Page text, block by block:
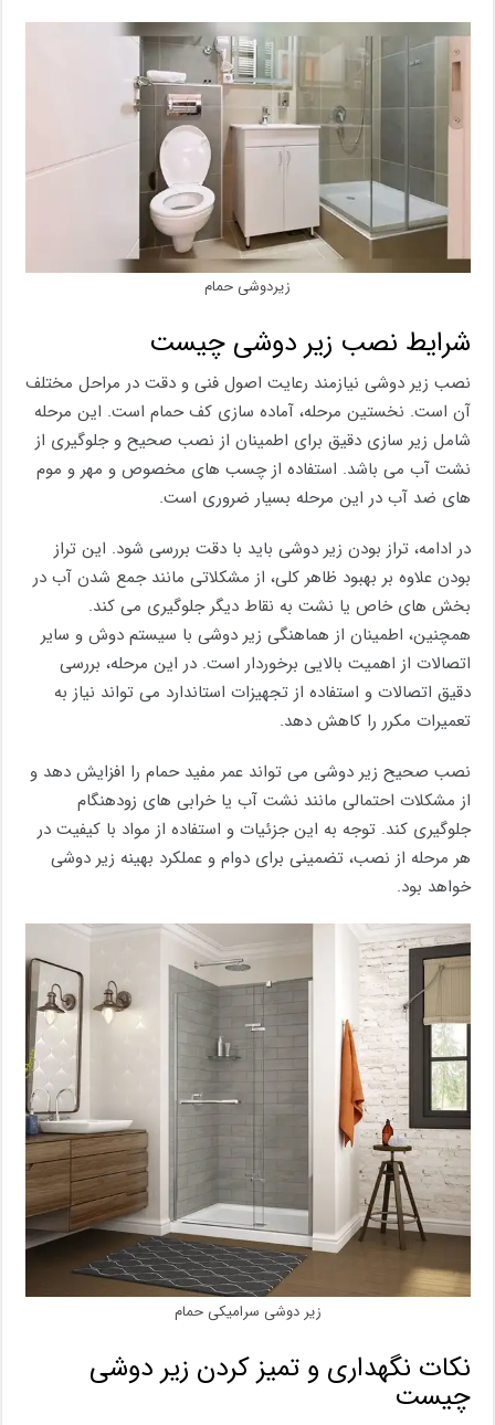
زیردوشی حمام
شرایط نصب زیر دوشی چیست
نصب زیر دوشی نیازمند رعایت اصول فنی و دقت در مراحل مختلف
آن است. نخستین مرحله، آماده‌ سازی کف حمام است. این مرحله
شامل زیر سازی دقیق برای اطمینان از نصب صحیح و جلوگیری از
نشت آب می ‌باشد. استفاده از چسب‌ های مخصوص و مهر و موم‌
های ضد آب در این مرحله بسیار ضروری است.
در ادامه، تراز بودن زیر دوشی باید با دقت بررسی شود. این تراز
بودن علاوه بر بهبود ظاهر کلی، از مشکلاتی مانند جمع شدن آب در
بخش ‌های خاص یا نشت به نقاط دیگر جلوگیری می‌ کند.
همچنین، اطمینان از هماهنگی زیر دوشی با سیستم دوش و سایر
اتصالات از اهمیت بالایی برخوردار است. در این مرحله، بررسی
دقیق اتصالات و استفاده از تجهیزات استاندارد می‌ تواند نیاز به
تعمیرات مکرر را کاهش دهد.
نصب صحیح زیر دوشی می‌ تواند عمر مفید حمام را افزایش دهد و
از مشکلات احتمالی مانند نشت آب یا خرابی‌ های زودهنگام
جلوگیری کند. توجه به این جزئیات و استفاده از مواد با کیفیت در
هر مرحله از نصب، تضمینی برای دوام و عملکرد بهینه زیر دوشی
خواهد بود.
زیر دوشی سرامیکی حمام
نکات نگهداری و تمیز کردن زیر دوشی
چیست